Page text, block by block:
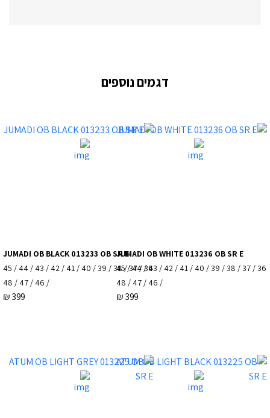
דגמים נוספים
JUMADI OB WHITE 013236 OB SR E
36 / 37 / 38 / 39 / 40 / 41 / 42 / 43 / 44 / 45
/ 46 / 47 / 48
399
₪
JUMADI OB BLACK 013233 OB SR E
36 / 37 / 38 / 39 / 40 / 41 / 42 / 43 / 44 / 45
/ 46 / 47 / 48
399
₪